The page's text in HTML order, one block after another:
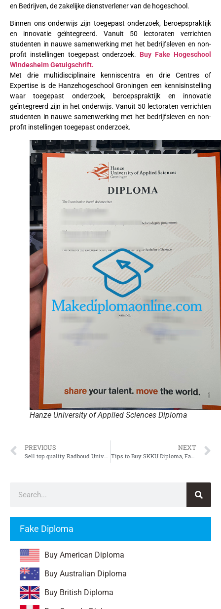
Fake Diploma
Buy American Diploma
Buy Australian Diploma
Buy British Diploma
en Bedrijven, de zakelijke dienstverlener van de hogeschool.
Binnen ons onderwijs zijn toegepast onderzoek, beroepspraktijk
en innovatie geïntegreerd. Vanuit 50 lectoraten verrichten
studenten in nauwe samenwerking met het bedrijfsleven en non-
profit instellingen toegepast onderzoek. Buy Fake Hogeschool
Windesheim Getuigschrift.
Met drie multidisciplinaire kenniscentra en drie Centres of
Expertise is de Hanzehogeschool Groningen een kennisinstelling
waar toegepast onderzoek, beroepspraktijk en innovatie
geïntegreerd zijn in het onderwijs. Vanuit 50 lectoraten verrichten
studenten in nauwe samenwerking met het bedrijfsleven en non-
profit instellingen toegepast onderzoek.
Hanze University of Applied Sciences Diploma
PREVIOUS
Sell top quality Radboud Universiteit Nijmegen DiplomaSupplement
NEXT
Tips to Buy SKKU Diploma, Fake Sungkyunkwan University Diploma